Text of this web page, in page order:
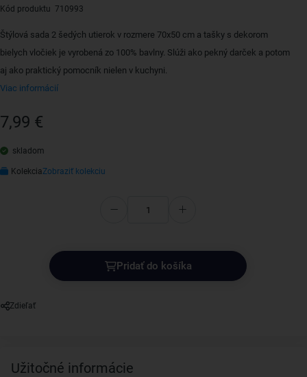
Kód produktu 710993
Štýlová sada 2 šedých utierok v rozmere 70x50 cm a tašky s dekorom
bielych vločiek je vyrobená zo 100% bavlny. Slúži ako pekný darček a potom
aj ako praktický pomocník nielen v kuchyni.
Viac informácií
7,99 €
skladom
KolekciaZobraziť kolekciu
Pridať do košíka
Zdieľať
Užitočné informácie